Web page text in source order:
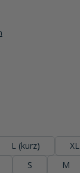
ist zurzeit nicht
L (kurz)
S M